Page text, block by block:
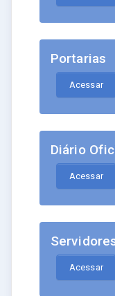
Portarias
Acessar
Diário
Acessar
Acessar